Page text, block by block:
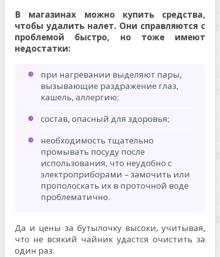
В магазинах можно купить средства,
чтобы удалить налет. Они справляются с
проблемой быстро, но тоже имеют
недостатки:
при нагревании выделяют пары,
вызывающие раздражение глаз,
кашель, аллергию;
состав, опасный для здоровья;
необходимость тщательно
промывать посуду после
использования, что неудобно с
электроприборами – замочить или
прополоскать их в проточной воде
проблематично.
Да и цены за бутылочку высоки, учитывая,
что не всякий чайник удастся очистить за
один раз.